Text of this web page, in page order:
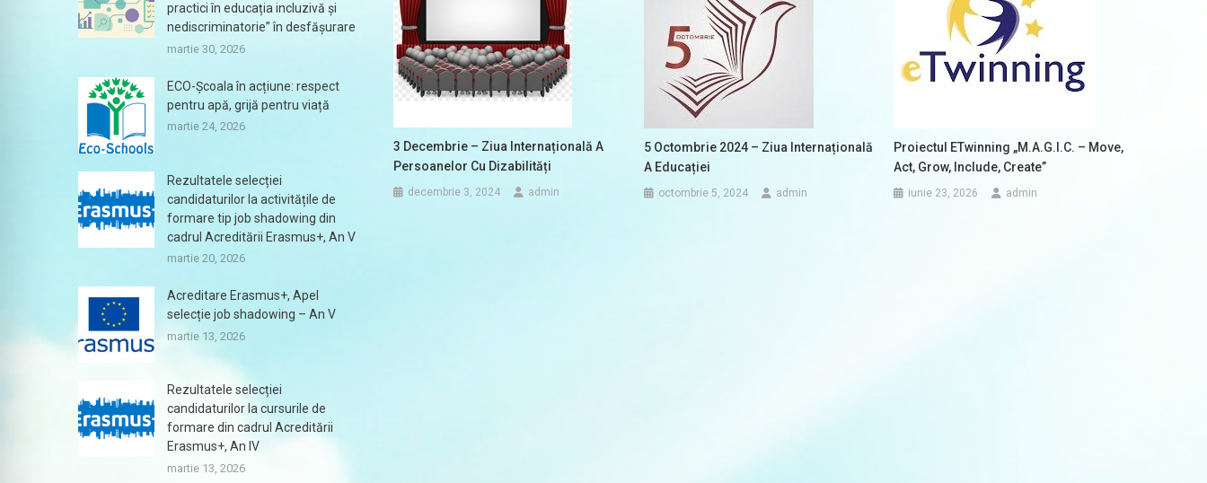
3 Decembrie – Ziua Internațională A
Persoanelor Cu Dizabilități
decembrie 3, 2024 admin
5 Octombrie 2024 – Ziua Internațională
A Educației
octombrie 5, 2024 admin
Proiectul ETwinning „M.A.G.I.C. – Move,
Act, Grow, Include, Create”
iunie 23, 2026 admin
practici în educația incluzivă și
nediscriminatorie” în desfășurare
martie 30, 2026
ECO-Școala în acțiune: respect
pentru apă, grijă pentru viață
martie 24, 2026
Rezultatele selecției
candidaturilor la activitățile de
formare tip job shadowing din
cadrul Acreditării Erasmus+, An V
martie 20, 2026
Acreditare Erasmus+, Apel
selecție job shadowing – An V
martie 13, 2026
Rezultatele selecției
candidaturilor la cursurile de
formare din cadrul Acreditării
Erasmus+, An IV
martie 13, 2026